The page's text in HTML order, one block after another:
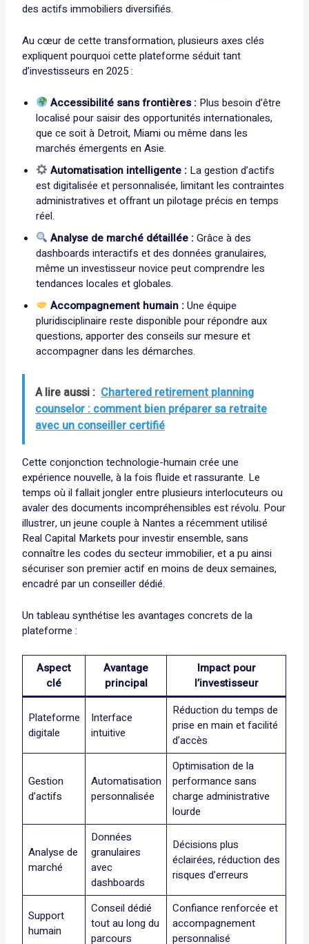
des actifs immobiliers diversifiés.
Au cœur de cette transformation, plusieurs axes clés
expliquent pourquoi cette plateforme séduit tant
d’investisseurs en 2025 :
Accessibilité sans frontières : Plus besoin d’être
localisé pour saisir des opportunités internationales,
que ce soit à Detroit, Miami ou même dans les
marchés émergents en Asie.
Automatisation intelligente : La gestion d’actifs
est digitalisée et personnalisée, limitant les contraintes
administratives et offrant un pilotage précis en temps
réel.
Analyse de marché détaillée :Grâce à des
dashboards interactifs et des données granulaires,
même un investisseur novice peut comprendre les
tendances locales et globales.
Accompagnement humain :Une équipe
pluridisciplinaire reste disponible pour répondre aux
questions, apporter des conseils sur mesure et
accompagner dans les démarches.
A lire aussi : Chartered retirement planning
counselor : comment bien préparer sa retraite
avec un conseiller certifié
Cette conjonction technologie-humain crée une
expérience nouvelle, à la fois fluide et rassurante. Le
temps où il fallait jongler entre plusieurs interlocuteurs ou
avaler des documents incompréhensibles est révolu. Pour
illustrer, un jeune couple à Nantes a récemment utilisé
Real Capital Markets pour investir ensemble, sans
connaître les codes du secteur immobilier, et a pu ainsi
sécuriser son premier actif en moins de deux semaines,
encadré par un conseiller dédié.
Un tableau synthétise les avantages concrets de la
plateforme :
Aspect
clé
Avantage
principal
Impact pour
l’investisseur
Plateforme
digitale
Interface
intuitive
Réduction du temps de
prise en main et facilité
d’accès
Gestion
d’actifs
Automatisation
personnalisée
Optimisation de la
performance sans
charge administrative
lourde
Analyse de
marché
Données
granulaires
avec
dashboards
Décisions plus
éclairées, réduction des
risques d’erreurs
Support
humain
Conseil dédié
tout au long du
parcours
Confiance renforcée et
accompagnement
personnalisé